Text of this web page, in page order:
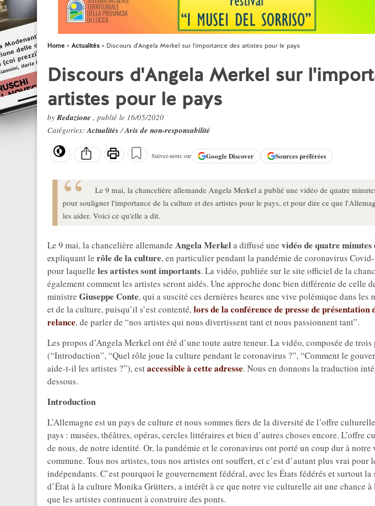
Home Actualités Discours d'Angela Merkel sur l'importance des artistes pour le pays
Discours d'Angela Merkel sur
artistes pour le pays
byRedazione , publié le 16/05/2020
Catégories:Actualités/Avis de non-responsabilité
Suivez-nous sur GoogleDiscover Sources préférées
Le 9 mai, la chancelière allemande Angela Merkel a publié une vidéo de quatre
pour souligner l'importance de la culture et des artistes pour le pays, et pour dire ce que
les aider. Voici ce qu'elle a dit.
Le 9 mai, la chancelière allemande Angela Merkela diffusé une vidéo de quatre minutes
expliquant le rôle de la culture, en particulier pendant la pandémie de coronavirus
pour laquelle les artistes sont importants. La vidéo, publiée sur le site officiel de la
également comment les artistes seront aidés. Une approche donc bien différente de celle
ministre Giuseppe Conte, qui a suscité ces dernières heures une vive polémique dans les
et de la culture, puisqu’il s’est contenté,lors de la conférence de presse de présentation
relance, de parler de “nos artistes qui nous divertissent tant et nous passionnent tant”.
Les propos d’Angela Merkel ont été d’une toute autre teneur. La vidéo, composée de trois
(“Introduction”, “Quel rôle joue la culture pendant le coronavirus ?”, “Comment le
aide-t-il les artistes ?”), estaccessible à cette adresse. Nous en donnons la traduction
dessous.
Introduction
L’Allemagne est un pays de culture et nous sommes fiers de la diversité de l’offre
pays : musées, théâtres, opéras, cercles littéraires et bien d’autres choses encore. L’offre
de nous, de notre identité. Or, la pandémie et le coronavirus ont porté un coup dur à
commune. Tous nos artistes, tous nos artistes ont souffert, et c’est d’autant plus vrai pour
indépendants. C’est pourquoi le gouvernement fédéral, avec les États fédérés et surtout la
d’État à la culture Monika Grütters, a intérêt à ce que notre vie culturelle ait une chance à
que les artistes continuent à construire des ponts.